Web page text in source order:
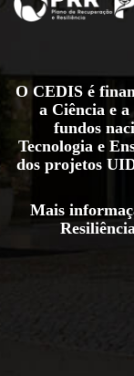
O CEDIS é
a Ciência e
fundos
Tecnologia e
dos projetos
Mais